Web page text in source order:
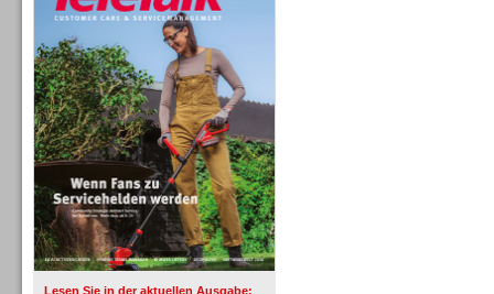
Lesen Sie in der aktuellen Ausgabe:
TK- und ACD-Systeme